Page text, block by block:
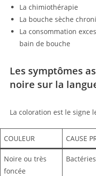
La chimiothérapie
La bouche sèche
La consommation
bain de bouche
Les symptômes
noire sur la
La coloration est le signe
COULEUR CAUSE
Noire ou très
foncée